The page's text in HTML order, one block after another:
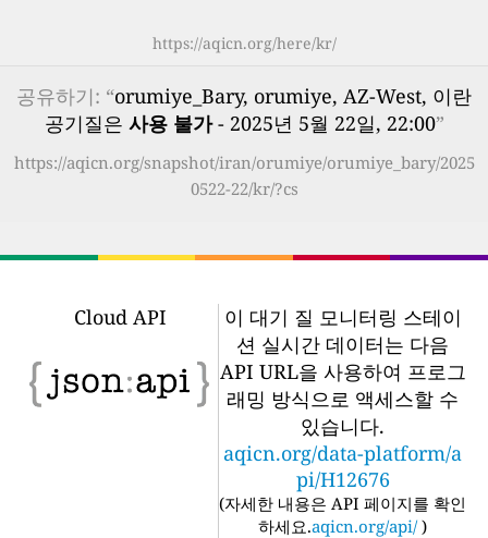
https://aqicn.org/here/kr/
공유하기: “orumiye_Bary, orumiye, AZ-West, 이란
공기질은 사용 불가- 2025년 5월 22일, 22:00”
https://aqicn.org/snapshot/iran/orumiye/orumiye_bary/2025
0522-22/kr/?cs
Cloud API
이 대기 질 모니터링 스테이
션 실시간 데이터는 다음
API URL을 사용하여 프로그
래밍 방식으로 액세스할 수
있습니다.
aqicn.org/data-platform/a
pi/H12676
(자세한 내용은 API 페이지를 확인
하세요.aqicn.org/api/ )